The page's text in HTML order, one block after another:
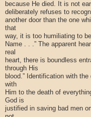
because He died. It is not
deliberately refuses to
another door than the one
that
way, it is too humiliating to
Name . . .” The apparent
real
heart, there is boundless
through His
blood.” Identification with
with
Him to the death of
God is
justified in saving bad men